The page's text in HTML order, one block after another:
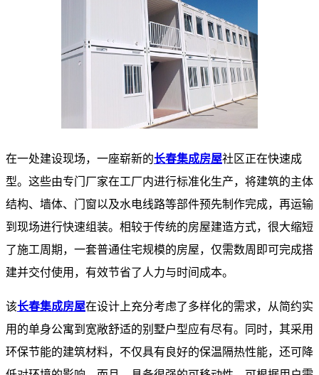
在一处建设现场，一座崭新的长春集成房屋社区正在快速成
型。这些由专门厂家在工厂内进行标准化生产，将建筑的主体
结构、墙体、门窗以及水电线路等部件预先制作完成，再运输
到现场进行快速组装。相较于传统的房屋建造方式，很大缩短
了施工周期，一套普通住宅规模的房屋，仅需数周即可完成搭
建并交付使用，有效节省了人力与时间成本。
该长春集成房屋在设计上充分考虑了多样化的需求，从简约实
用的单身公寓到宽敞舒适的别墅户型应有尽有。同时，其采用
环保节能的建筑材料，不仅具有良好的保温隔热性能，还可降